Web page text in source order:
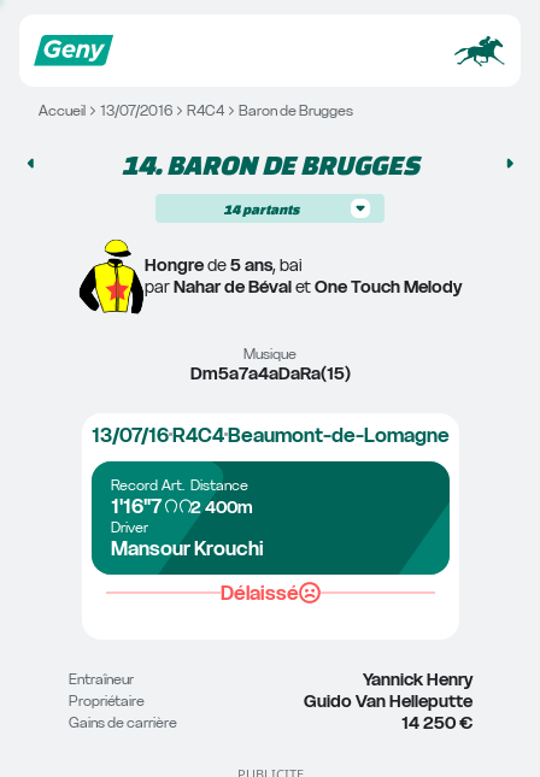
Accueil 13/07/2016 R4C4 Baron de Brugges
14. BARON DE BRUGGES
14 partants
Hongre de 5 ans, bai
par Nahar de Béval et One Touch Melody
Musique
Dm5a7a4aDaRa(15)
13/07/16R4C4Beaumont-de-Lomagne
Record
1'16"7
Art. Distance
2 400m
Driver
Mansour Krouchi
Délaissé
Entraîneur Yannick Henry
Propriétaire Guido Van Helleputte
Gains de carrière 14 250 €